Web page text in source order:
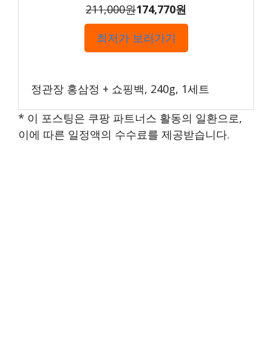
211,000원174,770원
최저가 보러가기
정관장 홍삼정 + 쇼핑백, 240g, 1세트
* 이 포스팅은 쿠팡 파트너스 활동의 일환으로,
이에 따른 일정액의 수수료를 제공받습니다.